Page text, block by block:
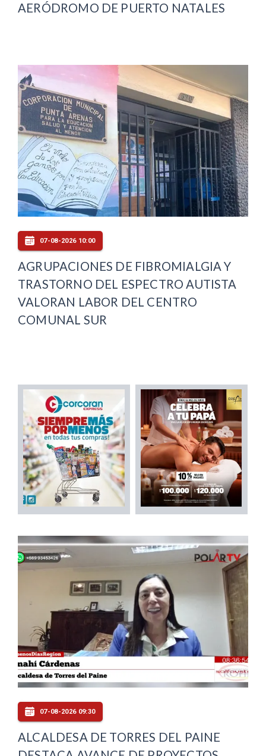
AERÓDROMO DE PUERTO NATALES
07-08-2026 10:00
AGRUPACIONES DE FIBROMIALGIA Y
TRASTORNO DEL ESPECTRO AUTISTA
VALORAN LABOR DEL CENTRO
COMUNAL SUR
07-08-2026 09:30
ALCALDESA DE TORRES DEL PAINE